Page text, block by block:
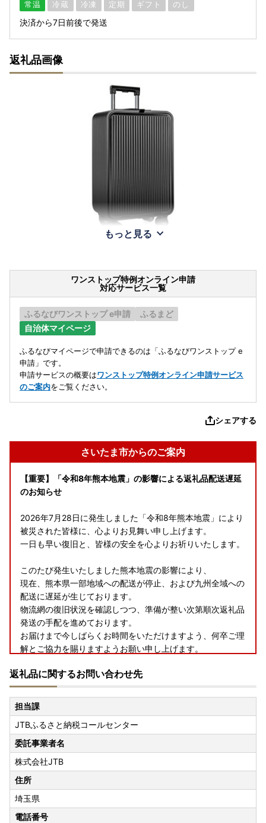
常温 冷蔵 冷凍 定期 ギフト のし
決済から7日前後で発送
返礼品画像
もっと見る
ワンストップ特例オンライン申請
対応サービス一覧
ふるなびワンストップ e申請
ふるまど
自治体マイページ
ふるなびマイページで申請できるのは「ふるなびワンストップ e
申請」です。
申請サービスの概要はワンストップ特例オンライン申請サービス
のご案内をご覧ください。
シェアする
さいたま市からのご案内
【重要】「令和8年熊本地震」の影響による返礼品配送遅延
のお知らせ
2026年7月28日に発生しました「令和8年熊本地震」により
被災された皆様に、心よりお見舞い申し上げます。
一日も早い復旧と、皆様の安全を心よりお祈りいたします。
このたび発生いたしました熊本地震の影響により、
現在、熊本県一部地域への配送が停止、および九州全域への
配送に遅延が生じております。
物流網の復旧状況を確認しつつ、準備が整い次第順次返礼品
発送の手配を進めております。
お届けまで今しばらくお時間をいただけますよう、何卒ご理
解とご協力を賜りますようお願い申し上げます。
【離島配送についてのお知らせ】
返礼品の「冷蔵・冷凍配送」に関しまして、『離島』への配
送は受け付けておりません。
あらかじめご了承いただきますようお願いいたします。
オンラインワンストップ申請がご利用いただけます。
マイナンバーカードをお持ちの方はオンラインワンストップ
申請の利用が可能です。
申請書の記入や添付書類の準備、提出などが一切不要です。
ぜひご利用ください。
ご利用の際は、「自治体マイページ」にアカウントを作成
返礼品に関するお問い合わせ先
担当課
JTBふるさと納税コールセンター
委託事業者名
株式会社JTB
住所
埼玉県
電話番号